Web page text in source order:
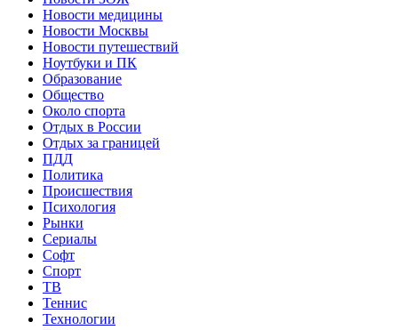
Новости медицины
Новости Москвы
Новости путешествий
Ноутбуки и ПК
Образование
Общество
Около спорта
Отдых в России
Отдых за границей
ПДД
Политика
Происшествия
Психология
Рынки
Сериалы
Софт
Спорт
ТВ
Теннис
Технологии